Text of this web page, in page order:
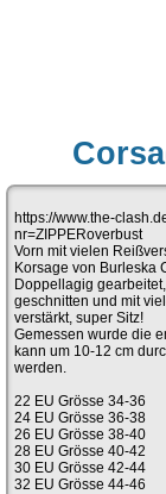
https://www.the-
nr=ZIPPERoverbust
Vorn mit vielen
Korsage von Burleska
Doppellagig
geschnitten und mit
verstärkt, super Sitz!
Gemessen wurde die
kann um 10-12 cm
werden.
22 EU Grösse 34-36
24 EU Grösse 36-38
26 EU Grösse 38-40
28 EU Grösse 40-42
30 EU Grösse 42-44
32 EU Grösse 44-46